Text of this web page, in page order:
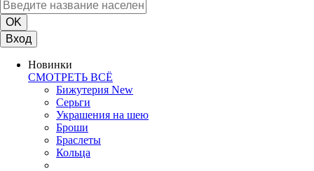
Вход
Новинки
СМОТРЕТЬ ВСЁ
Бижутерия New
Серьги
Украшения на шею
Броши
Браслеты
Кольца